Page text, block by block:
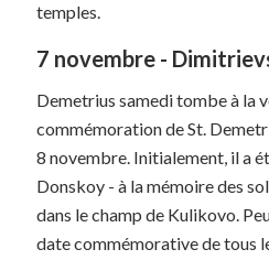
temples.
7 novembre -
Demetrius samedi tombe à la
commémoration de St.
8 novembre. Initialement, il a
Donskoy - à la mémoire des
dans le champ de Kulikovo.
date commémorative de tous